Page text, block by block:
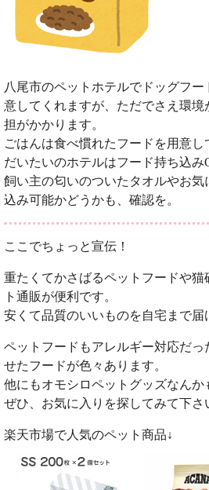
八尾市のペットホテルでドッグフー
意してくれますが、ただでさえ環境
担がかかります。
ごはんは食べ慣れたフードを用意し
だいたいのホテルはフード持ち込み
飼い主の匂いのついたタオルやお気
込み可能かどうかも、確認を。
ここでちょっと宣伝！
重たくてかさばるペットフードや猫
ト通販が便利です。
安くて品質のいいものを自宅まで届
ペットフードもアレルギー対応だ
せたフードが色々あります。
他にもオモシロペットグッズなんか
ぜひ、お気に入りを探してみて下さ
楽天市場で人気のペット商品↓